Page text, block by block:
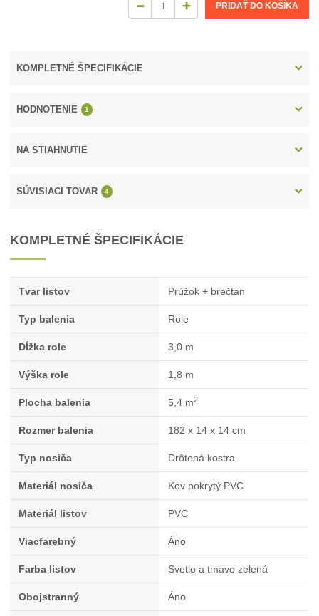
PRIDAŤ DO KOŠÍKA
KOMPLETNÉ ŠPECIFIKÁCIE
HODNOTENIE 1
NA STIAHNUTIE
SÚVISIACI TOVAR 4
KOMPLETNÉ ŠPECIFIKÁCIE
Tvar listov Prúžok + brečtan
Typ balenia Role
Dĺžka role 3,0 m
Výška role 1,8 m
Plocha balenia 5,4 m2
Rozmer balenia 182 x 14 x 14 cm
Typ nosiča Drôtená kostra
Materiál nosiča Kov pokrytý PVC
Materiál listov PVC
Viacfarebný Áno
Farba listov Svetlo a tmavo zelená
Obojstranný Áno